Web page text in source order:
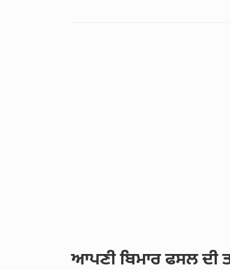
ਆਪਣੀ ਬਿਮਾਰ ਫਸਲ ਦੀ